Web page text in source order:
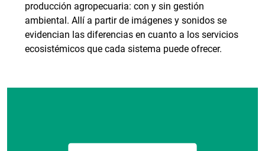
producción agropecuaria: con y sin gestión
ambiental. Allí a partir de imágenes y sonidos se
evidencian las diferencias en cuanto a los servicios
ecosistémicos que cada sistema puede ofrecer.